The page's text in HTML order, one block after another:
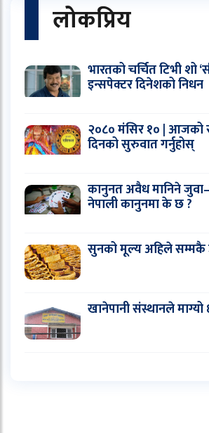
लोकप्रिय
भारतको चर्चित टिभी शो
इन्सपेक्टर दिनेशको निधन
२०८० मंसिर १० | आजको
दिनको सुरुवात गर्नुहोस्
कानुनत अवैध मानिने
नेपाली कानुनमा के छ ?
सुनको मूल्य अहिले सम्मकै
खानेपानी संस्थानले माग्यो